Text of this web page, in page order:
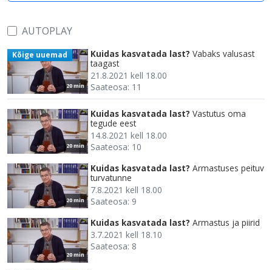
AUTOPLAY
20 min
Kõige uuemad Kuidas kasvatada last? Vabaks valusast
taagast
21.8.2021 kell 18.00
Saateosa: 11
20 min
Kuidas kasvatada last? Vastutus oma
tegude eest
14.8.2021 kell 18.00
Saateosa: 10
20 min
Kuidas kasvatada last? Armastuses peituv
turvatunne
7.8.2021 kell 18.00
Saateosa: 9
20 min
Kuidas kasvatada last? Armastus ja piirid
3.7.2021 kell 18.10
Saateosa: 8